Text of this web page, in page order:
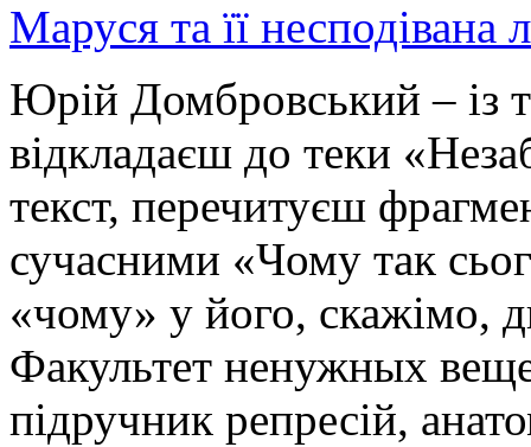
Маруся та її несподівана
Юрій Домбровський – із
відкладаєш до теки
текст, перечитуєш
сучасними «Чому так
«чому» у його, скажімо,
Факультет ненужных
підручник репресій,